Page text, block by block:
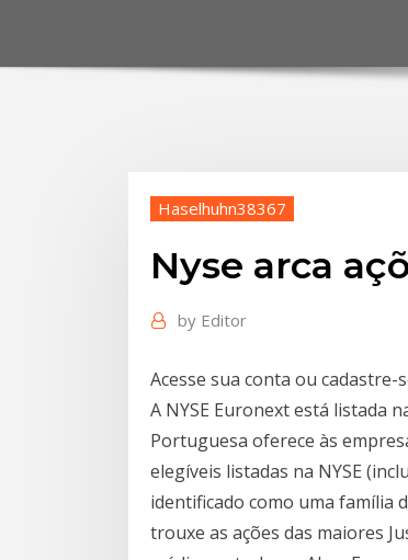
Haselhuhn38367
Nyse arca
by Editor
Acesse sua conta ou cadastre-
A NYSE Euronext está listada
Portuguesa oferece às
elegíveis listadas na NYSE
identificado como uma família
trouxe as ações das maiores